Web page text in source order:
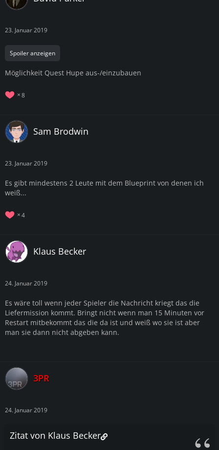
23. Januar 2019
Spoiler anzeigen
Möglichkeit Quest Hupe aus-/einzubauen
8
Sam Brodwin
23. Januar 2019
Es gibt mindestens 2 Leute mit dem Blueprint von denen ich
weiß...
4
Klaus Becker
24. Januar 2019
Es wäre toll wenn jeder Spieler die Nachricht kriegt das die
Liefermission kommt. Bringt nicht wenn man 15 Minuten vor
Restart mitbekommt das die da ist und weiß wo sie ist aber
man sie dann nicht abgeben kann.
3PR
24. Januar 2019
Zitat von Klaus Becker